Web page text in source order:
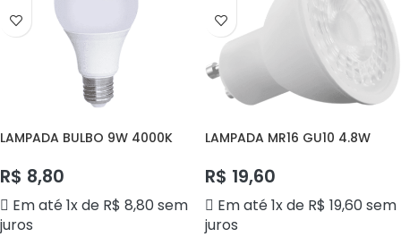
LAMPADA BULBO 9W 4000K
R$ 8,80
Em até 1x de R$ 8,80sem
juros
LAMPADA MR16 GU10 4.8W
R$ 19,60
Em até 1x de R$ 19,60sem
juros